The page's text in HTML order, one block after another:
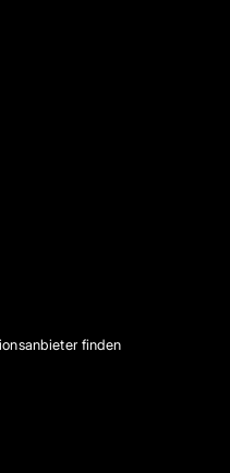
finden